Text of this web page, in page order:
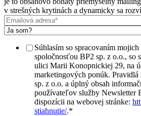
v strešných krytinách a dynamicky sa
Súhlasím so spracovaním
spoločnosťou BP2 sp. z o.o., so
ulici Marii Konopnickiej 29, na
marketingových ponúk.
sp. z o.o. a úplný obsah
používateľov služby Newsletter
dispozícii na webovej stránke:
stiahnutie/.*